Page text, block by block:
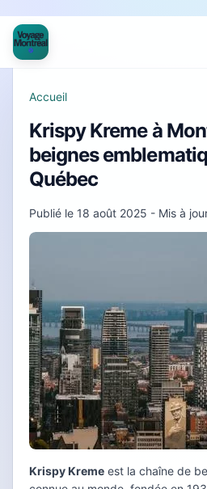
Accueil
Krispy Kreme à
beignes
Québec
Publié le 18 août 2025 - Mis à
Krispy Kreme est la chaîne de